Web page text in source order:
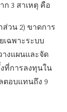
3 สาเหตุ คือ
วน 2) ขาดการ
ฉพาะระบบ
งแผนและจัด
ที่การลงทุนใน
ตอบแทนถึง 9